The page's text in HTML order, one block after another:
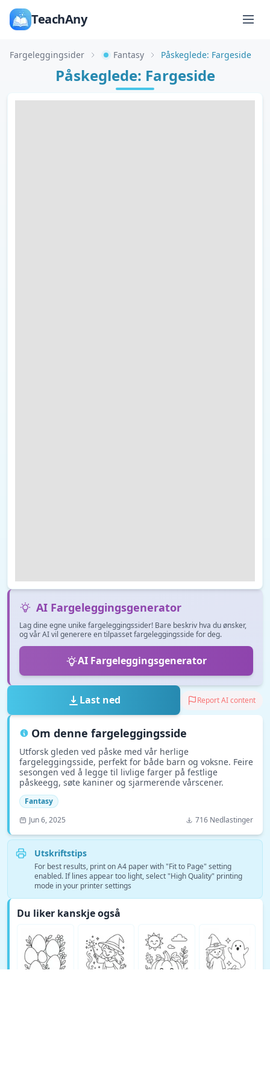
TeachAny
Fargeleggingsider Fantasy Påskeglede: Fargeside
Påskeglede: Fargeside
AI Fargeleggingsgenerator
Lag dine egne unike fargeleggingssider! Bare beskriv hva du ønsker,
og vår AI vil generere en tilpasset fargeleggingsside for deg.
AI Fargeleggingsgenerator
Last ned Report AI content
Om denne fargeleggingsside
Utforsk gleden ved påske med vår herlige
fargeleggingsside, perfekt for både barn og voksne. Feire
sesongen ved å legge til livlige farger på festlige
påskeegg, søte kaniner og sjarmerende vårscener.
Fantasy
Jun 6, 2025
716 Nedlastinger
Utskriftstips
For best results, print on A4 paper with "Fit to Page" setting
enabled. If lines appear too light, select "High Quality" printing
mode in your printer settings
Du liker kanskje også